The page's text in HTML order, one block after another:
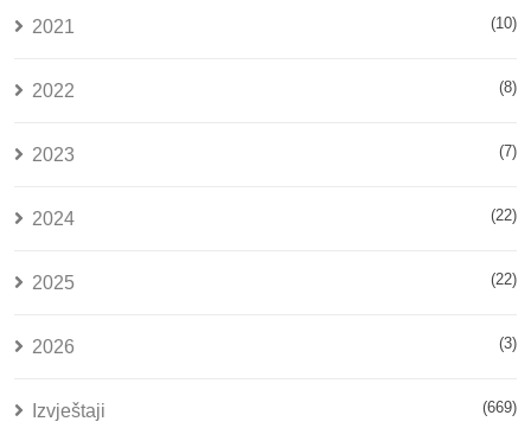
2021 (10)
2022 (8)
2023 (7)
2024 (22)
2025 (22)
2026 (3)
Izvještaji (669)